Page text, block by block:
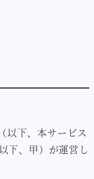
以下、本サービス
下、甲）が運営し